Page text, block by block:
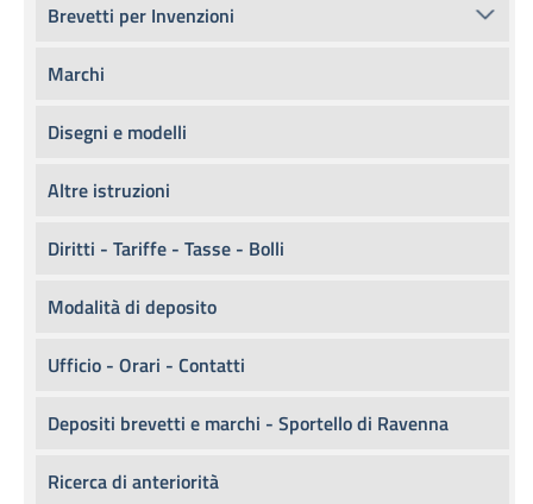
Brevetti per Invenzioni
Marchi
Disegni e modelli
Altre istruzioni
Diritti - Tariffe - Tasse - Bolli
Modalità di deposito
Ufficio - Orari - Contatti
Depositi brevetti e marchi - Sportello di Ravenna
Ricerca di anteriorità